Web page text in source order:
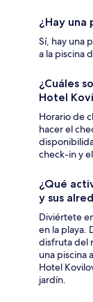
¿Hay una
Sí, hay una
a la piscina
¿Cuáles
Hotel
Horario de
hacer el
check-in y
¿Qué
y sus
Diviértete
en la playa.
disfruta del
una piscina
Hotel
jardín.